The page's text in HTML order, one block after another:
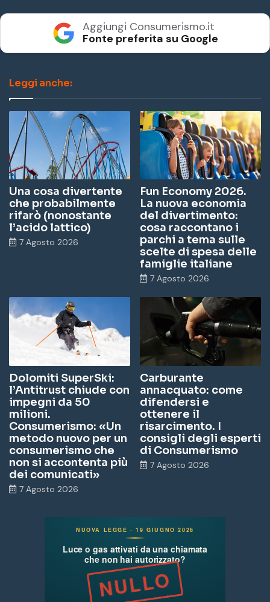
Aggiungi Consumerismo.it
Fonte preferita su Google
Leggi anche:
Una cosa divertente
che probabilmente
rifarò (nonostante
l’acido lattico)
7 Agosto 2026
Fun Economy 2026.
La nuova economia
del divertimento:
cosa raccontano i
parchi a tema sulle
scelte di spesa delle
famiglie italiane
7 Agosto 2026
Dolomiti SuperSki:
l’Antitrust chiude con
impegni da 50
milioni.
Consumerismo: «Un
metodo nuovo per un
consumerismo che
non si accontenta più
dei comunicati»
7 Agosto 2026
Carburante
annacquato: come
difendersi e
ottenere il
risarcimento. I
consigli degli esperti
di Consumerismo
7 Agosto 2026